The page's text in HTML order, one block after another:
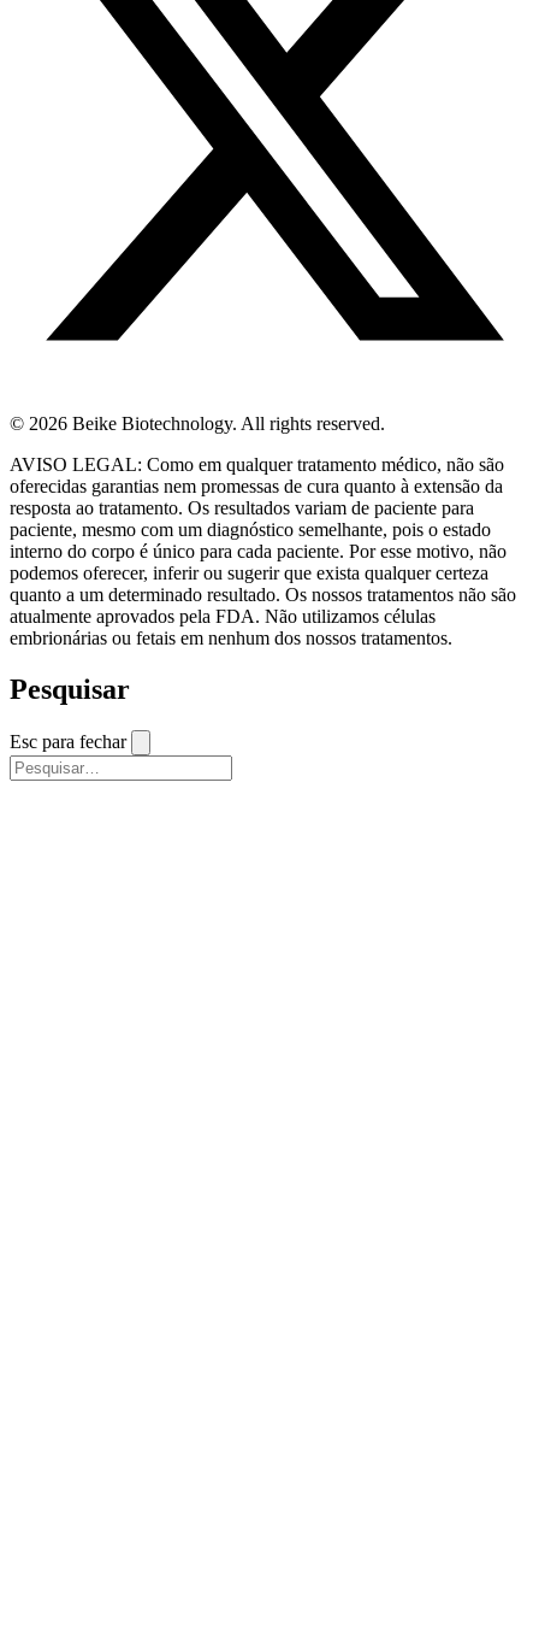
© 2026 Beike Biotechnology. All rights reserved.
AVISO LEGAL: Como em qualquer tratamento médico, não são
oferecidas garantias nem promessas de cura quanto à extensão da
resposta ao tratamento. Os resultados variam de paciente para
paciente, mesmo com um diagnóstico semelhante, pois o estado
interno do corpo é único para cada paciente. Por esse motivo, não
podemos oferecer, inferir ou sugerir que exista qualquer certeza
quanto a um determinado resultado. Os nossos tratamentos não são
atualmente aprovados pela FDA. Não utilizamos células
embrionárias ou fetais em nenhum dos nossos tratamentos.
Pesquisar
Esc para fechar